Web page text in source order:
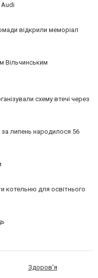
Audi
відкрили меморіал
Вільчинським
схему втечі через
за липень народилося 56
котельню для освітнього
Здоров'я